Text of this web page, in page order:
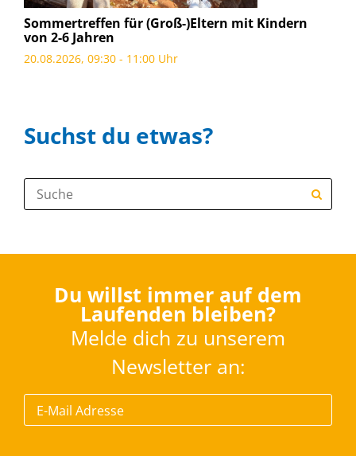
Sommertreffen für (Groß-)Eltern mit Kindern
von 2-6 Jahren
20.08.2026, 09:30 - 11:00 Uhr
Suchst du etwas?
Suche:
Du willst immer auf dem
Laufenden bleiben?
Melde dich zu unserem
Newsletter an: